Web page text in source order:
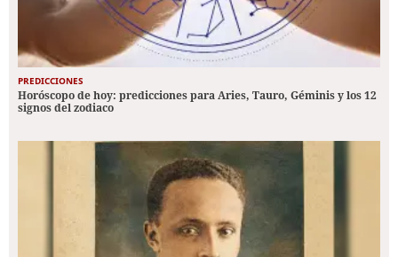
PREDICCIONES
Horóscopo de hoy: predicciones para Aries, Tauro, Géminis y los 12
signos del zodiaco